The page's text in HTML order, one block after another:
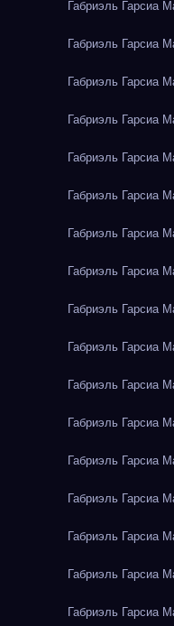
Габриэль Гарсиа
Габриэль Гарсиа
Габриэль Гарсиа
Габриэль Гарсиа
Габриэль Гарсиа
Габриэль Гарсиа
Габриэль Гарсиа
Габриэль Гарсиа
Габриэль Гарсиа
Габриэль Гарсиа
Габриэль Гарсиа
Габриэль Гарсиа
Габриэль Гарсиа
Габриэль Гарсиа
Габриэль Гарсиа
Габриэль Гарсиа
Габриэль Гарсиа